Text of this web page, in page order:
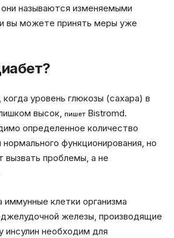
называются изменяемыми
вы можете принять меры уже
уровень глюкозы (сахара) в
высок, пишет Bistromd.
определенное количество
нормального функционирования, но
вызвать проблемы, а не
иммунные клетки организма
железы, производящие
инсулин необходим для